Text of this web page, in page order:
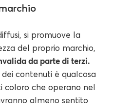
si promuove la
del proprio marchio,
da parte di terzi.
contenuti è qualcosa
che operano nel
almeno sentito